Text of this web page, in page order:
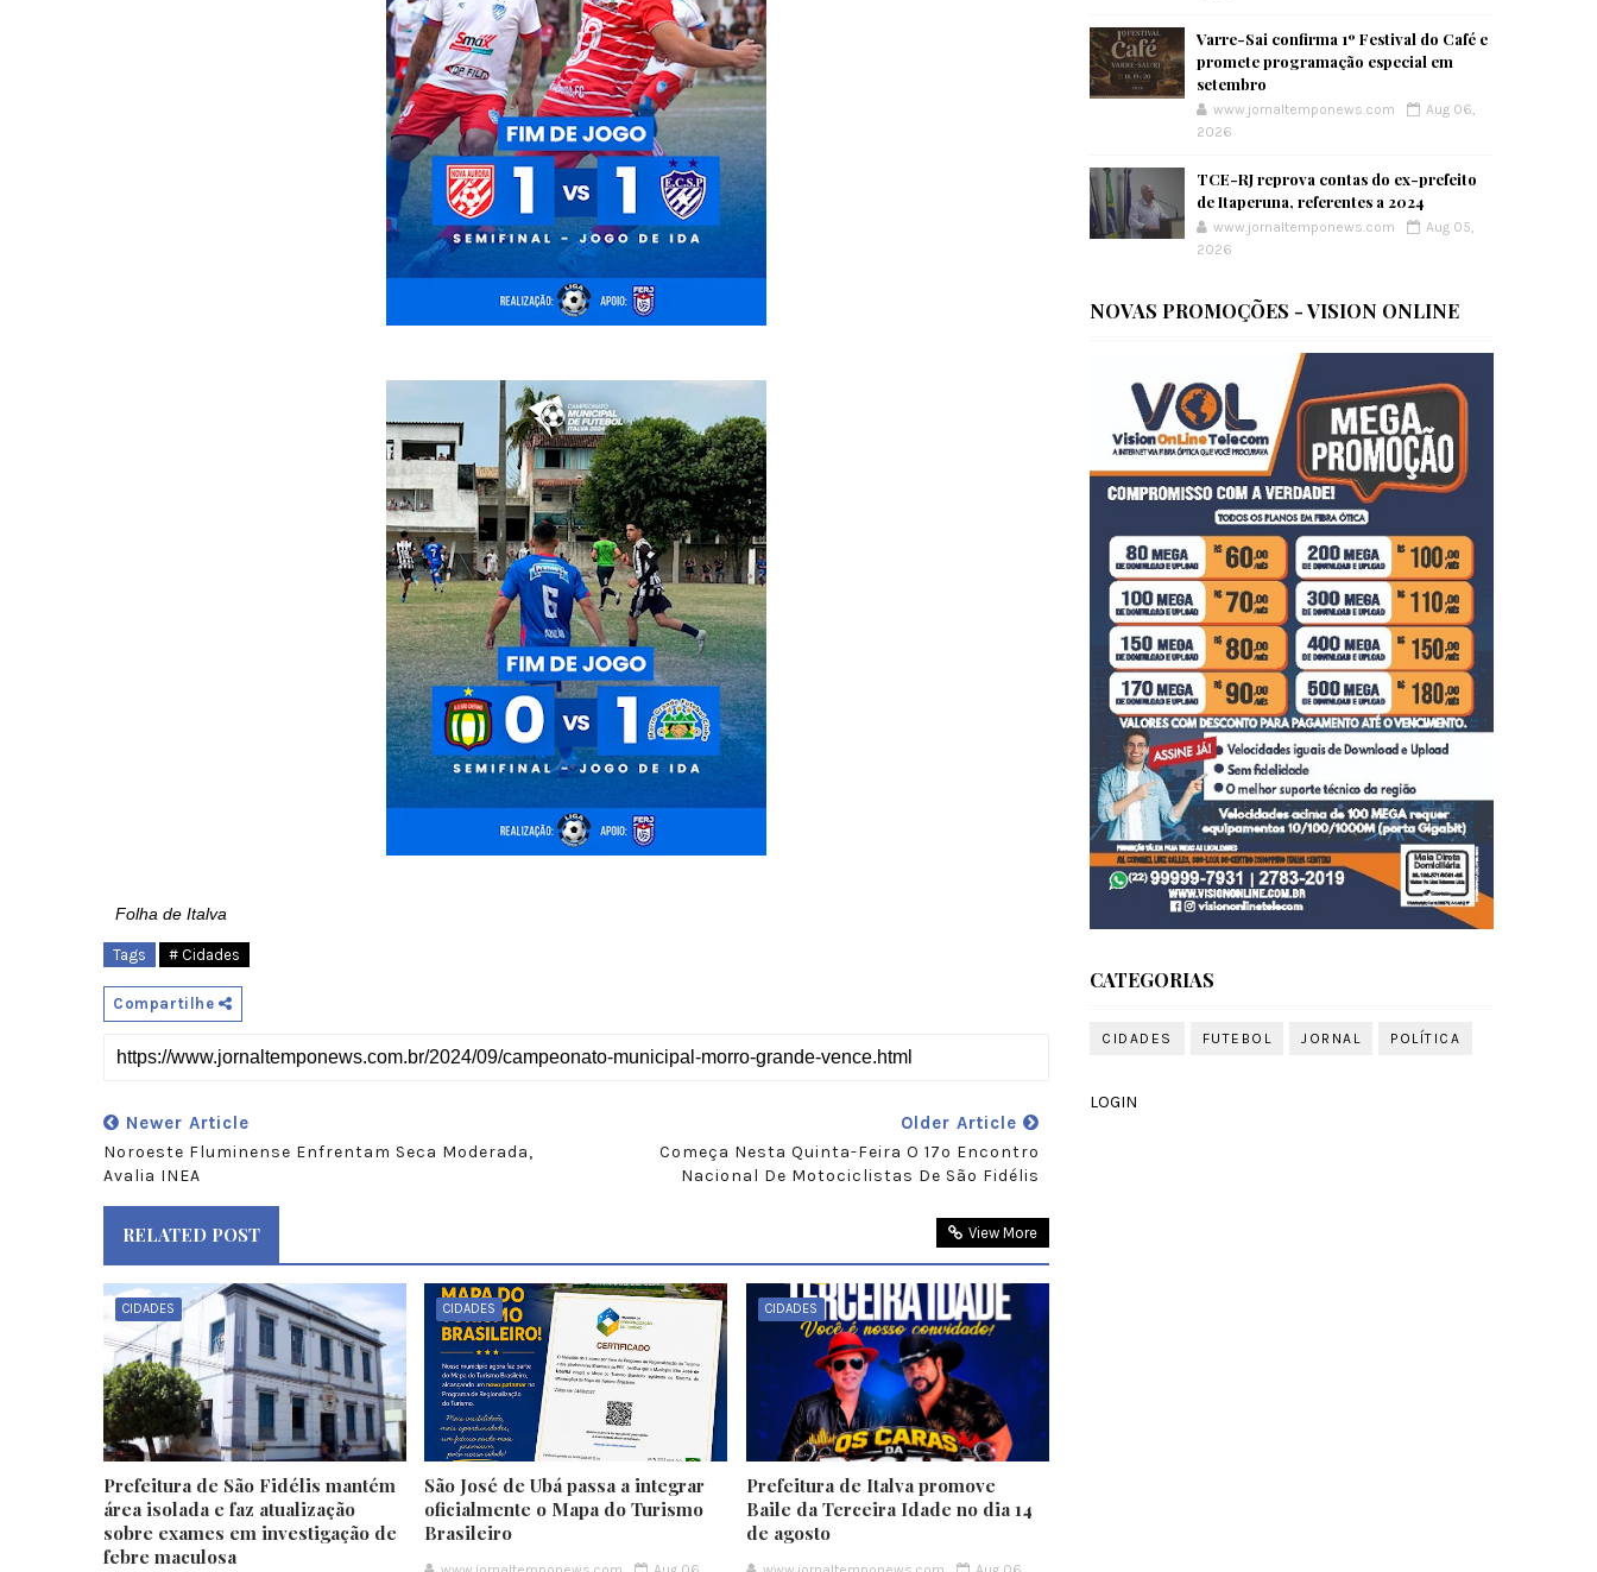
Folha de Italva
Tags # Cidades
Compartilhe
Newer Article
Noroeste Fluminense Enfrentam Seca Moderada,
Avalia INEA
Older Article
Começa Nesta Quinta-Feira O 17º Encontro
Nacional De Motociclistas De São Fidélis
RELATED POST View More
CIDADES
Prefeitura de São Fidélis mantém
área isolada e faz atualização
sobre exames em investigação de
febre maculosa
CIDADES
São José de Ubá passa a integrar
oficialmente o Mapa do Turismo
Brasileiro
CIDADES
Prefeitura de Italva promove
Baile da Terceira Idade no dia 14
de agosto
Varre-Sai confirma 1º Festival do Café e
promete programação especial em
setembro
www.jornaltemponews.com
Aug 06,
2026
TCE-RJ reprova contas do ex-prefeito
de Itaperuna, referentes a 2024
www.jornaltemponews.com
Aug 05,
2026
NOVAS PROMOÇÕES - VISION ONLINE
CATEGORIAS
CIDADES FUTEBOL JORNAL POLÍTICA
LOGIN